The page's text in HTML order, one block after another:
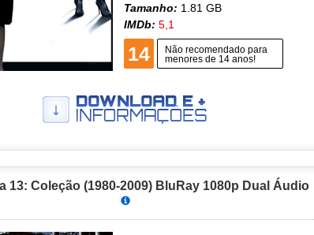
Tamanho: 1.81 GB
IMDb: 5,1
14
Não recomendado para
menores de 14 anos!
13: Coleção (1980-2009) BluRay 1080p Dual Áudio